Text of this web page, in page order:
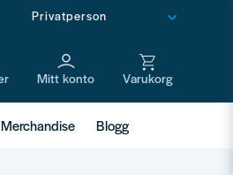
Merchandise Blogg